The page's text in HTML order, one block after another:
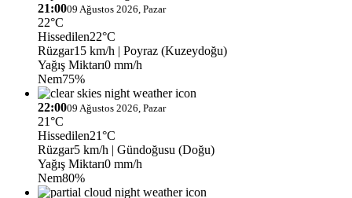
21:0009 Ağustos 2026, Pazar
22°C
Hissedilen22°C
Rüzgar15 km/h | Poyraz (Kuzeydoğu)
Yağış Miktarı0 mm/h
Nem75%
22:0009 Ağustos 2026, Pazar
21°C
Hissedilen21°C
Rüzgar5 km/h | Gündoğusu (Doğu)
Yağış Miktarı0 mm/h
Nem80%